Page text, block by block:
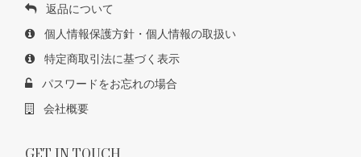
返品について
個人情報保護方針・個人情報の取扱い
特定商取引法に基づく表示
パスワードをお忘れの場合
会社概要